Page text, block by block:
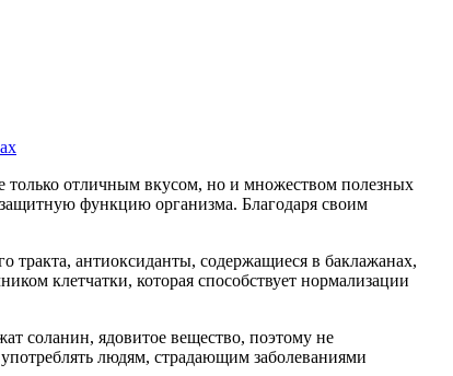
отличным вкусом, но и множеством полезных
функцию организма. Благодаря своим
тракта, антиоксиданты, содержащиеся в баклажанах,
клетчатки, которая способствует нормализации
соланин, ядовитое вещество, поэтому не
людям, страдающим заболеваниями